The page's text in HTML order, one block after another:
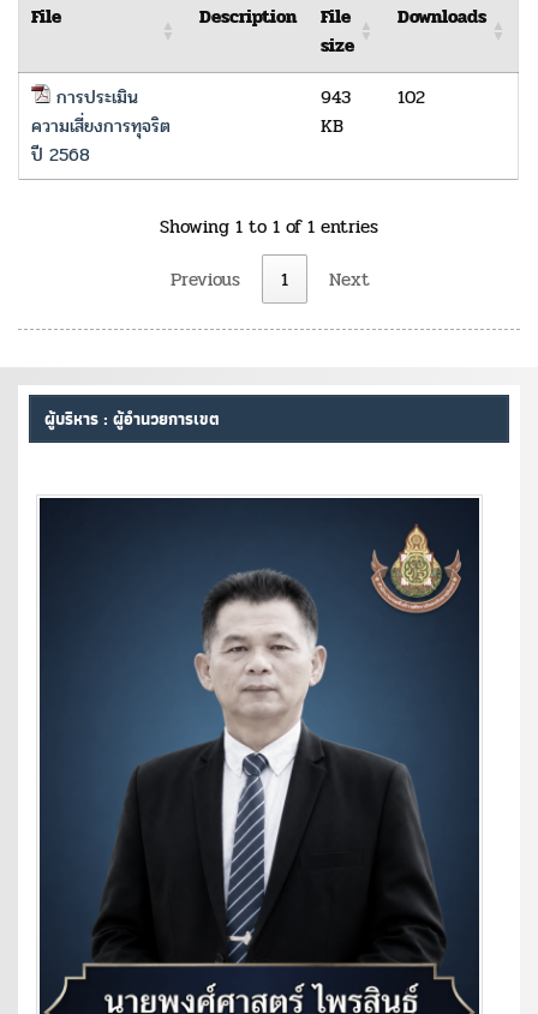
File Description
File
size
Downloads
การประเมิน
ความเสี่ยงการทุจริต
ปี 2568
943
KB
102
Showing 1 to 1 of 1 entries
Previous
1 Next
ผู้บริหาร : ผู้อำนวยการเขต